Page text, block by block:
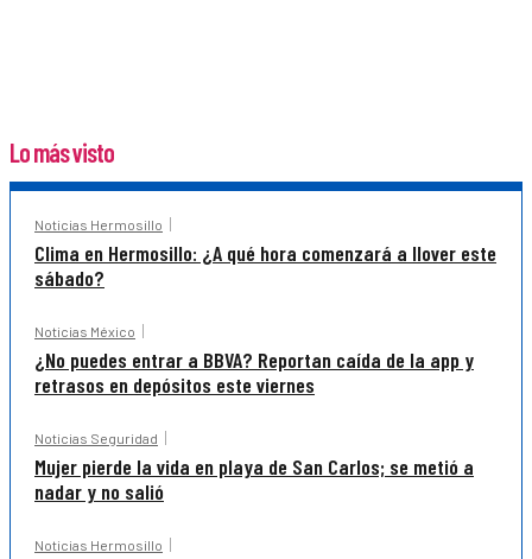
Lo más visto
Noticias Hermosillo
Clima en Hermosillo: ¿A qué hora comenzará a llover este
sábado?
Noticias México
¿No puedes entrar a BBVA? Reportan caída de la app y
retrasos en depósitos este viernes
Noticias Seguridad
Mujer pierde la vida en playa de San Carlos; se metió a
nadar y no salió
Noticias Hermosillo